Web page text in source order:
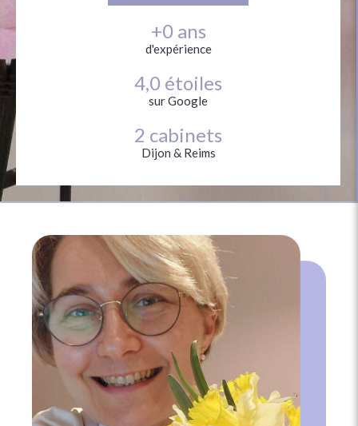
+0 ans
d'expérience
4,0 étoiles
sur Google
2 cabinets
Dijon & Reims